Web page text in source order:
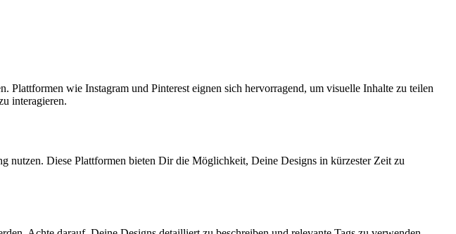
wie ⁣Instagram ⁣und Pinterest eignen sich hervorragend, um visuelle Inhalte⁣ zu teilen
interagieren.
nutzen. Diese Plattformen bieten ​Dir die Möglichkeit, Deine Designs in kürzester Zeit zu